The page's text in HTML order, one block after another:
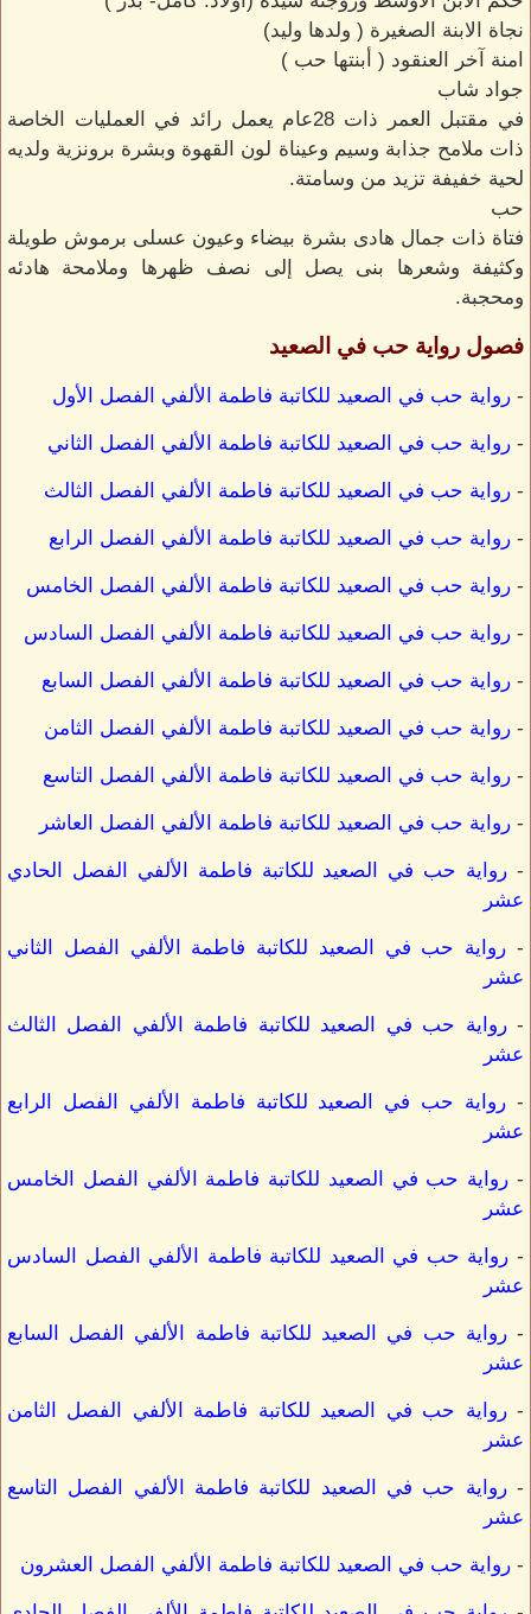
نجاة الابنة الصغيرة ( ولدها وليد)
امنة آخر العنقود ( أبنتها حب )
جواد شاب
في مقتبل العمر ذات 28عام يعمل رائد في العمليات الخاصة
ذات ملامح جذابة وسيم وعيناة لون القهوة وبشرة برونزية ولديه
لحية خفيفة تزيد من وسامتة.
حب
فتاة ذات جمال هادى بشرة بيضاء وعيون عسلى برموش طويلة
وكثيفة وشعرها بنى يصل إلى نصف ظهرها وملامحة هادئه
ومحجبة.
فصول رواية حب في الصعيد
- رواية حب في الصعيد للكاتبة فاطمة الألفي الفصل الأول
- رواية حب في الصعيد للكاتبة فاطمة الألفي الفصل الثاني
- رواية حب في الصعيد للكاتبة فاطمة الألفي الفصل الثالث
- رواية حب في الصعيد للكاتبة فاطمة الألفي الفصل الرابع
- رواية حب في الصعيد للكاتبة فاطمة الألفي الفصل الخامس
- رواية حب في الصعيد للكاتبة فاطمة الألفي الفصل السادس
- رواية حب في الصعيد للكاتبة فاطمة الألفي الفصل السابع
- رواية حب في الصعيد للكاتبة فاطمة الألفي الفصل الثامن
- رواية حب في الصعيد للكاتبة فاطمة الألفي الفصل التاسع
- رواية حب في الصعيد للكاتبة فاطمة الألفي الفصل العاشر
- رواية حب في الصعيد للكاتبة فاطمة الألفي الفصل الحادي
عشر
- رواية حب في الصعيد للكاتبة فاطمة الألفي الفصل الثاني
عشر
-رواية حب في الصعيد للكاتبة فاطمة الألفي الفصل الثالث
عشر
- رواية حب في الصعيد للكاتبة فاطمة الألفي الفصل الرابع
عشر
- رواية حب في الصعيد للكاتبة فاطمة الألفي الفصل الخامس
عشر
- رواية حب في الصعيد للكاتبة فاطمة الألفي الفصل السادس
عشر
-رواية حب في الصعيد للكاتبة فاطمة الألفي الفصل السابع
عشر
-رواية حب في الصعيد للكاتبة فاطمة الألفي الفصل الثامن
عشر
-رواية حب في الصعيد للكاتبة فاطمة الألفي الفصل التاسع
عشر
- رواية حب في الصعيد للكاتبة فاطمة الألفي الفصل العشرون